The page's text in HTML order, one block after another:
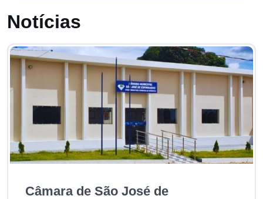
Notícias
Câmara de São José de